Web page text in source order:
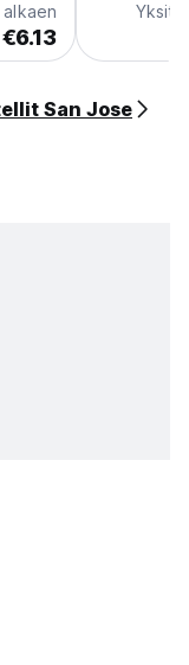
€6.13
San Jose